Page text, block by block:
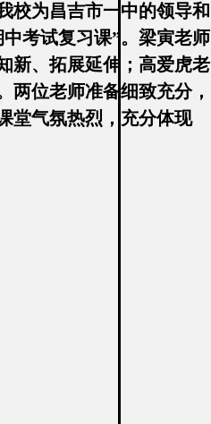
校为昌吉市一中的领导和
考试复习课”。梁寅老师
新、拓展延伸；高爱虎老
两位老师准备细致充分，
堂气氛热烈，充分体现